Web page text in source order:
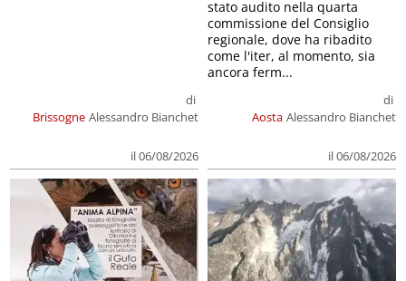
Brissogne
di
Alessandro Bianchet
il 06/08/2026
Aosta
di
Alessandro Bianchet
il 06/08/2026
stato audito nella quarta
commissione del Consiglio
regionale, dove ha ribadito
come l'iter, al momento, sia
ancora ferm...